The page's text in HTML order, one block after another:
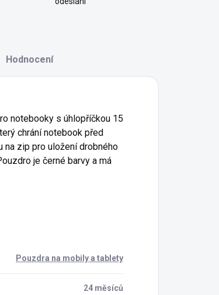
Hodnocení
notebooky s úhlopříčkou 15
chrání notebook před
na zip pro uložení drobného
je černé barvy a má
Pouzdra na mobily a tablety
24 měsíců